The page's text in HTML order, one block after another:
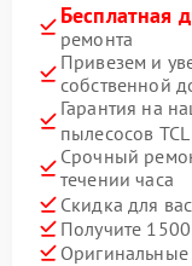
Бесплатная
ремонта
Привезем и
собственной
Гарантия на
пылесосов
Срочный
течении часа
Скидка для
Получите
Оригинальные